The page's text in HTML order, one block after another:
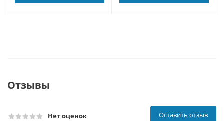
Отзывы
Нет оценок Оставить отзыв